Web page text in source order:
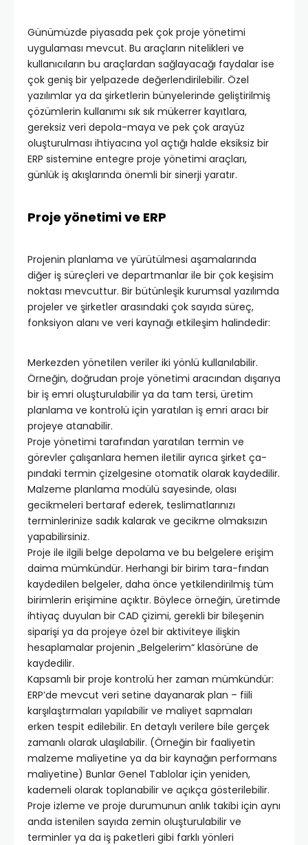
Günümüzde piyasada pek çok proje yönetimi
uygulaması mevcut. Bu araçların nitelikleri ve
kullanıcıların bu araçlardan sağlayacağı faydalar ise
çok geniş bir yelpazede değerlendirilebilir. Özel
yazılımlar ya da şirketlerin bünyelerinde geliştirilmiş
çözümlerin kullanımı sık sık mükerrer kayıtlara,
gereksiz veri depola-maya ve pek çok arayüz
oluşturulması ihtiyacına yol açtığı halde eksiksiz bir
ERP sistemine entegre proje yönetimi araçları,
günlük iş akışlarında önemli bir sinerji yaratır.
Proje yönetimi ve ERP
Projenin planlama ve yürütülmesi aşamalarında
diğer iş süreçleri ve departmanlar ile bir çok keşisim
noktası mevcuttur. Bir bütünleşik kurumsal yazılımda
projeler ve şirketler arasındaki çok sayıda süreç,
fonksiyon alanı ve veri kaynağı etkileşim halindedir:
Merkezden yönetilen veriler iki yönlü kullanılabilir.
Örneğin, doğrudan proje yönetimi aracından dışarıya
bir iş emri oluşturulabilir ya da tam tersi, üretim
planlama ve kontrolü için yaratılan iş emri aracı bir
projeye atanabilir.
Proje yönetimi tarafından yaratılan termin ve
görevler çalışanlara hemen iletilir ayrıca şirket ça-
pındaki termin çizelgesine otomatik olarak kaydedilir.
Malzeme planlama modülü sayesinde, olası
gecikmeleri bertaraf ederek, teslimatlarınızı
terminlerinize sadık kalarak ve gecikme olmaksızın
yapabilirsiniz.
Proje ile ilgili belge depolama ve bu belgelere erişim
daima mümkündür. Herhangi bir birim tara-fından
kaydedilen belgeler, daha önce yetkilendirilmiş tüm
birimlerin erişimine açıktır. Böylece örneğin, üretimde
ihtiyaç duyulan bir CAD çizimi, gerekli bir bileşenin
siparişi ya da projeye özel bir aktiviteye ilişkin
hesaplamalar projenin „Belgelerim“ klasörüne de
kaydedilir.
Kapsamlı bir proje kontrolü her zaman mümkündür:
ERP’de mevcut veri setine dayanarak plan – fiili
karşılaştırmaları yapılabilir ve maliyet sapmaları
erken tespit edilebilir. En detaylı verilere bile gerçek
zamanlı olarak ulaşılabilir. (Örneğin bir faaliyetin
malzeme maliyetine ya da bir kaynağın performans
maliyetine) Bunlar Genel Tablolar için yeniden,
kademeli olarak toplanabilir ve açıkça gösterilebilir.
Proje izleme ve proje durumunun anlık takibi için aynı
anda istenilen sayıda zemin oluşturulabilir ve
terminler ya da iş paketleri gibi farklı yönleri